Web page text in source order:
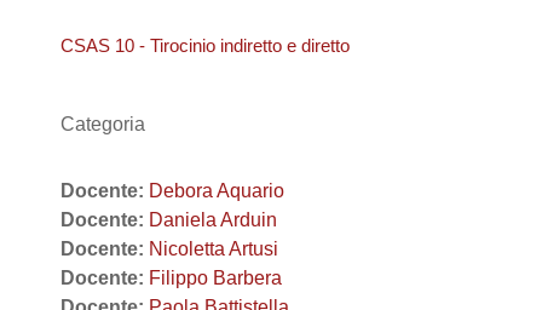
CSAS 10 - Tirocinio indiretto e diretto
Categoria
Docente: Debora Aquario
Docente: Daniela Arduin
Docente: Nicoletta Artusi
Docente: Filippo Barbera